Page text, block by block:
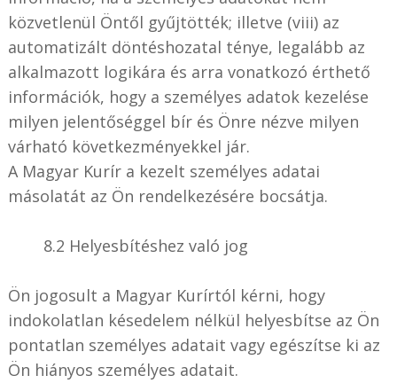
közvetlenül Öntől gyűjtötték; illetve (viii) az
automatizált döntéshozatal ténye, legalább az
alkalmazott logikára és arra vonatkozó érthető
információk, hogy a személyes adatok kezelése
milyen jelentőséggel bír és Önre nézve milyen
várható következményekkel jár.
A Magyar Kurír a kezelt személyes adatai
másolatát az Ön rendelkezésére bocsátja.
8.2 Helyesbítéshez való jog
Ön jogosult a Magyar Kurírtól kérni, hogy
indokolatlan késedelem nélkül helyesbítse az Ön
pontatlan személyes adatait vagy egészítse ki az
Ön hiányos személyes adatait.